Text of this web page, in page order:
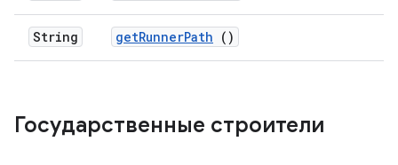
String getRunnerPath ()
Государственные строители